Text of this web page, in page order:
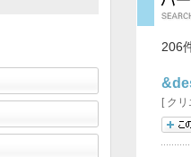
206
[ ク
カテゴリー
会員カテ
エリアを選